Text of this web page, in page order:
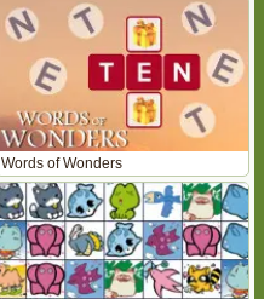
Words of Wonders